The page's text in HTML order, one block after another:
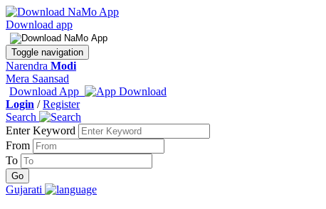
Download app
Toggle navigation
Narendra Modi
Mera Saansad
Download App
Login /Register
Search
Enter Keyword
From
To
Gujarati